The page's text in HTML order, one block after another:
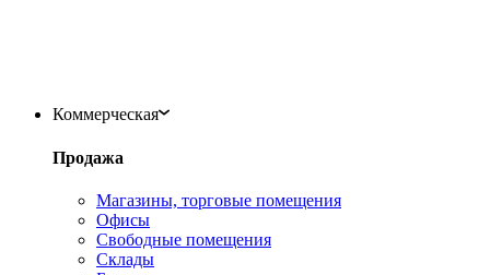
Коммерческая
Продажа
Магазины, торговые помещения
Офисы
Свободные помещения
Склады